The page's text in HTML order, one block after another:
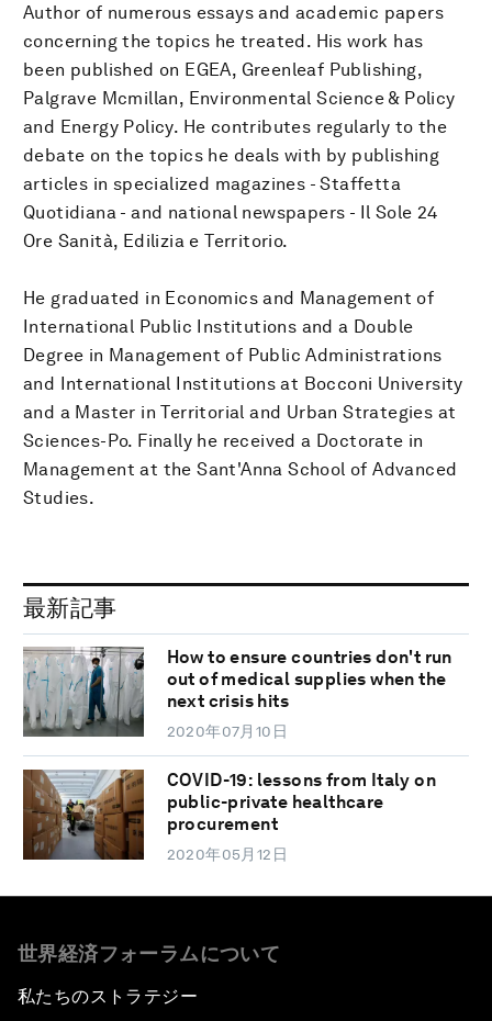
Author of numerous essays and academic papers
concerning the topics he treated. His work has
been published on EGEA, Greenleaf Publishing,
Palgrave Mcmillan, Environmental Science & Policy
and Energy Policy. He contributes regularly to the
debate on the topics he deals with by publishing
articles in specialized magazines - Staffetta
Quotidiana - and national newspapers - Il Sole 24
Ore Sanità, Edilizia e Territorio.
He graduated in Economics and Management of
International Public Institutions and a Double
Degree in Management of Public Administrations
and International Institutions at Bocconi University
and a Master in Territorial and Urban Strategies at
Sciences-Po. Finally he received a Doctorate in
Management at the Sant'Anna School of Advanced
Studies.
最新記事
How to ensure countries don't run
out of medical supplies when the
next crisis hits
2020年07月10日
COVID-19: lessons from Italy on
public-private healthcare
procurement
2020年05月12日
世界経済フォーラムについて
私たちのストラテジー